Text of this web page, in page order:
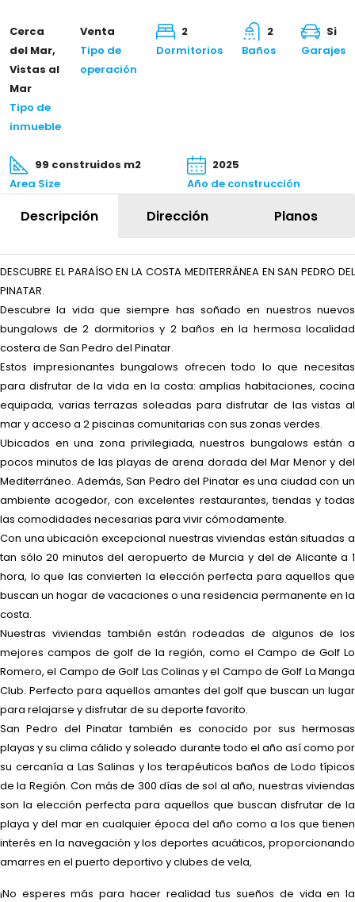
Cerca
del Mar,
Vistas al
Mar
Tipo de
inmueble
Venta
Tipo de
operación
2
Dormitorios
2
Baños
Si
Garajes
99 construidos m2
Area Size
2025
Año de construcción
Descripción Dirección Planos
DESCUBRE EL PARAÍSO EN LA COSTA MEDITERRÁNEA EN SAN PEDRO DEL
PINATAR.
Descubre la vida que siempre has soñado en nuestros nuevos
bungalows de 2 dormitorios y 2 baños en la hermosa localidad
costera de San Pedro del Pinatar.
Estos impresionantes bungalows ofrecen todo lo que necesitas
para disfrutar de la vida en la costa: amplias habitaciones, cocina
equipada, varias terrazas soleadas para disfrutar de las vistas al
mar y acceso a 2 piscinas comunitarias con sus zonas verdes.
Ubicados en una zona privilegiada, nuestros bungalows están a
pocos minutos de las playas de arena dorada del Mar Menor y del
Mediterráneo. Además, San Pedro del Pinatar es una ciudad con un
ambiente acogedor, con excelentes restaurantes, tiendas y todas
las comodidades necesarias para vivir cómodamente.
Con una ubicación excepcional nuestras viviendas están situadas a
tan sólo 20 minutos del aeropuerto de Murcia y del de Alicante a 1
hora, lo que las convierten la elección perfecta para aquellos que
buscan un hogar de vacaciones o una residencia permanente en la
costa.
Nuestras viviendas también están rodeadas de algunos de los
mejores campos de golf de la región, como el Campo de Golf Lo
Romero, el Campo de Golf Las Colinas y el Campo de Golf La Manga
Club. Perfecto para aquellos amantes del golf que buscan un lugar
para relajarse y disfrutar de su deporte favorito.
San Pedro del Pinatar también es conocido por sus hermosas
playas y su clima cálido y soleado durante todo el año así como por
su cercanía a Las Salinas y los terapéuticos baños de Lodo típicos
de la Región. Con más de 300 días de sol al año, nuestras viviendas
son la elección perfecta para aquellos que buscan disfrutar de la
playa y del mar en cualquier época del año como a los que tienen
interés en la navegación y los deportes acuáticos, proporcionando
amarres en el puerto deportivo y clubes de vela,
¡No esperes más para hacer realidad tus sueños de vida en la